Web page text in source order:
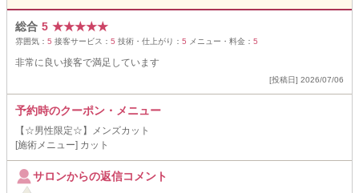
総合 5 ★★★★★
雰囲気： 5 接客サービス： 5 技術・仕上がり： 5 メニュー・料金： 5
非常に良い接客で満足しています
[投稿日] 2026/07/06
予約時のクーポン・メニュー
【☆男性限定☆】メンズカット
[施術メニュー] カット
サロンからの返信コメント